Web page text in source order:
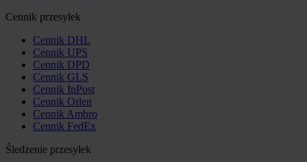
Cennik przesyłek
Cennik DHL
Cennik UPS
Cennik DPD
Cennik GLS
Cennik InPost
Cennik Orlen
Cennik Ambro
Cennik FedEx
Śledzenie przesyłek